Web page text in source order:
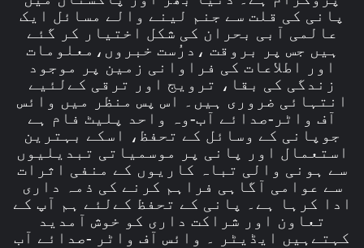
پانی کی قلت سے جنم لینے والے مسائل ایک
عالمی آبی بحران کی شکل اختیار کر گئے
ہیں جس پر بروقت ،درُست خبروں،معلومات
اور اطلاعات کی فراوانی زمین پر موجود
زندگی کی بقا، ترویج اور ترقی کےلئیے
انتہائی ضروری ہیں۔ اس پس منظر میں وائس
آف واٹر-صدائے آب-وہ واحد پلیٹ فام ہے
جوپانی کے وسائل کے تحفظ، اسکے بہترین
استعمال اور پانی پر موسمیاتی تبدیلیوں
سے ہونی والی تباہ کاریوں کے منفی اثرات
سے عوامی آگاہی فراہم کرنے کی ذمہ داری
ادا کرہا ہے۔ پانی کے تحفظ کےلئے ہم آپ کے
تعاون اور شراکت داری کو خوش آمدید
کہتےہیں ایڈیٹر ۔ وائس آف واٹر -صدائے آب